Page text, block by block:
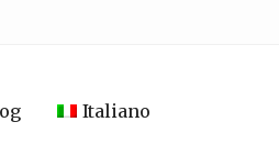
Italiano